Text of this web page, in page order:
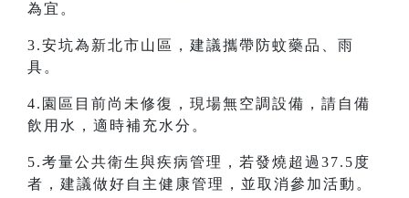
為宜。
3.安坑為新北市山區，建議攜帶防蚊藥品、雨
具。
4.園區目前尚未修復，現場無空調設備，請自備
飲用水，適時補充水分。
5.考量公共衛生與疾病管理，若發燒超過37.5度
者，建議做好自主健康管理，並取消參加活動。